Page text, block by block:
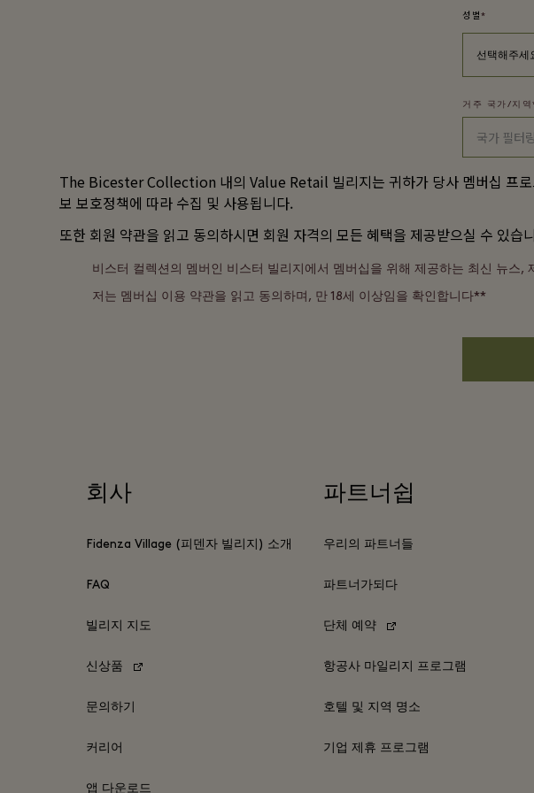
성별*
선택해주세
거주 국가/지역
The Bicester Collection 내의Value Retail 빌리지는 귀하가 당사 멤버십 프
보 보호정책에 따라 수집 및 사용됩니다.
또한 회원 약관을 읽고 동의하시면 회원 자격의 모든 혜택을 제공받으실 수 있습
비스터 컬렉션의 멤버인 비스터 빌리지에서 멤버십을 위해 제공하는 최신 뉴스
저는 멤버십 이용 약관을 읽고 동의하며, 만 18세 이상임을 확인합니다**
회사
Fidenza Village (피덴자 빌리지) 소개
FAQ
빌리지 지도
신상품
문의하기
커리어
앱 다운로드
파트너쉽
우리의 파트너들
파트너가되다
단체 예약
항공사 마일리지 프로그램
호텔 및 지역 명소
기업 제휴 프로그램